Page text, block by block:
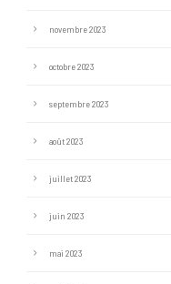
novembre 2023
octobre 2023
septembre 2023
août 2023
juillet 2023
juin 2023
mai 2023